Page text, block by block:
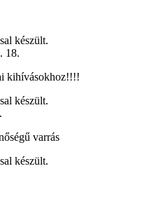
készült.
18.
kihívásokhoz!!!!
készült.
varrás
készült.